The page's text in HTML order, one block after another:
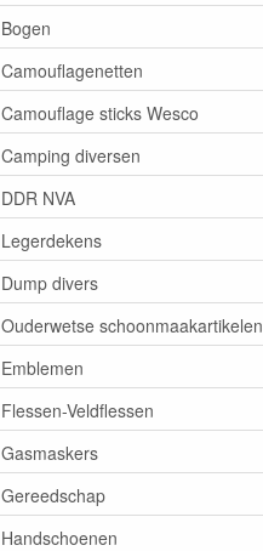
Bogen
Camouflagenetten
Camouflage sticks Wesco
Camping diversen
DDR NVA
Legerdekens
Dump divers
Ouderwetse schoonmaakartikelen
Emblemen
Flessen-Veldflessen
Gasmaskers
Gereedschap
Handschoenen